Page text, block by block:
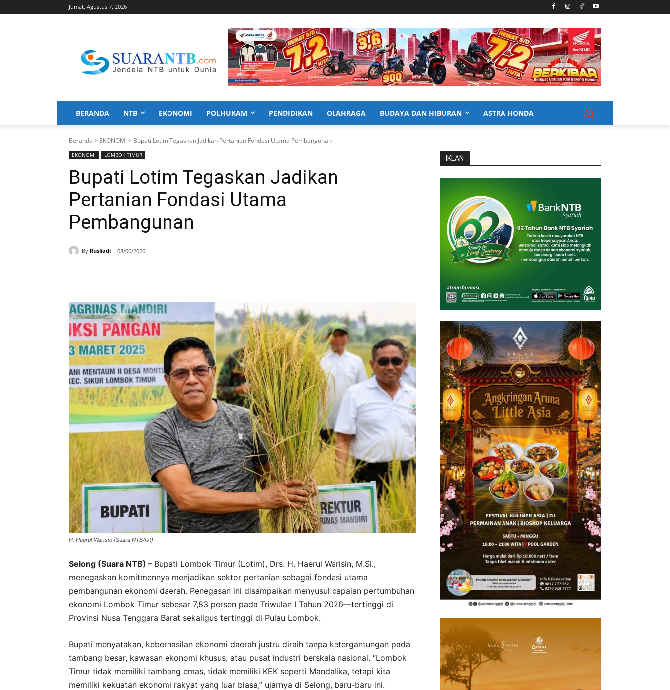
Jumat, Agustus 7, 2026
BERANDA NTB EKONOMI POLHUKAM PENDIDIKAN OLAHRAGA BUDAYA DAN HIBURAN ASTRA HONDA
Beranda EKONOMI Bupati Lotim Tegaskan Jadikan Pertanian Fondasi Utama Pembangunan
EKONOMI LOMBOK TIMUR
Bupati Lotim Tegaskan Jadikan
Pertanian Fondasi Utama
Pembangunan
By Rusliadi 08/06/2026
H. Haerul Warisin (Suara NTB/ist)
Selong (Suara NTB) – Bupati Lombok Timur (Lotim), Drs. H. Haerul Warisin, M.Si.,
menegaskan komitmennya menjadikan sektor pertanian sebagai fondasi utama
pembangunan ekonomi daerah. Penegasan ini disampaikan menyusul capaian pertumbuhan
ekonomi Lombok Timur sebesar 7,83 persen pada Triwulan I Tahun 2026—tertinggi di
Provinsi Nusa Tenggara Barat sekaligus tertinggi di Pulau Lombok.
Bupati menyatakan, keberhasilan ekonomi daerah justru diraih tanpa ketergantungan pada
tambang besar, kawasan ekonomi khusus, atau pusat industri berskala nasional. “Lombok
Timur tidak memiliki tambang emas, tidak memiliki KEK seperti Mandalika, tetapi kita
memiliki kekuatan ekonomi rakyat yang luar biasa,” ujarnya di Selong, baru-baru ini.
IKLAN